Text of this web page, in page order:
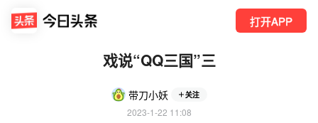
打开APP
戏说“QQ三国”三
带刀小妖 关注
2023-1-22 11:08